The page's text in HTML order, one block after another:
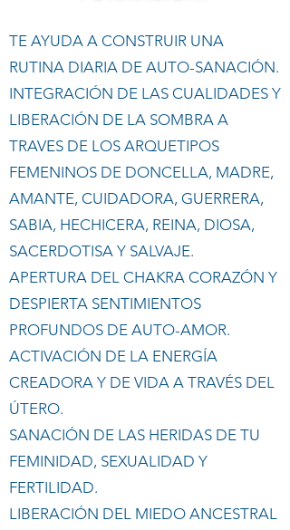
TE AYUDA A CONSTRUIR UNA
RUTINA DIARIA DE AUTO-SANACIÓN.
INTEGRACIÓN DE LAS CUALIDADES Y
LIBERACIÓN DE LA SOMBRA A
TRAVES DE LOS ARQUETIPOS
FEMENINOS DE DONCELLA, MADRE,
AMANTE, CUIDADORA, GUERRERA,
SABIA, HECHICERA, REINA, DIOSA,
SACERDOTISA Y SALVAJE.
APERTURA DEL CHAKRA CORAZÓN Y
DESPIERTA SENTIMIENTOS
PROFUNDOS DE AUTO-AMOR.
ACTIVACIÓN DE LA ENERGÍA
CREADORA Y DE VIDA A TRAVÉS DEL
ÚTERO.
SANACIÓN DE LAS HERIDAS DE TU
FEMINIDAD, SEXUALIDAD Y
FERTILIDAD.
LIBERACIÓN DEL MIEDO ANCESTRAL